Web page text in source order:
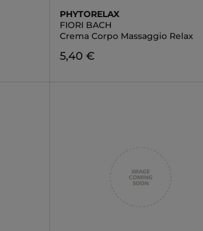
PHYTORELAX
FIORI BACH
Crema Corpo Massaggio Relax
5,40 €